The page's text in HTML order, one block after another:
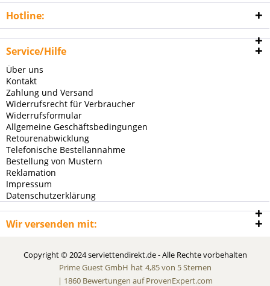
Hotline:
Service/Hilfe
Über uns
Kontakt
Zahlung und Versand
Widerrufsrecht für Verbraucher
Widerrufsformular
Allgemeine Geschäftsbedingungen
Retourenabwicklung
Telefonische Bestellannahme
Bestellung von Mustern
Reklamation
Impressum
Datenschutzerklärung
Wir versenden mit:
Copyright © 2024 serviettendirekt.de - Alle Rechte vorbehalten
Prime Guest GmbH hat 4,85von 5Sternen
| 1860Bewertungen auf ProvenExpert.com